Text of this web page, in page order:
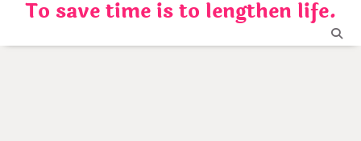
content
To save time is to lengthen life.